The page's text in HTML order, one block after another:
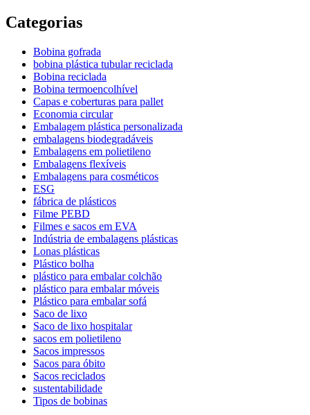
Categorias
Bobina gofrada
bobina plástica tubular reciclada
Bobina reciclada
Bobina termoencolhível
Capas e coberturas para pallet
Economia circular
Embalagem plástica personalizada
embalagens biodegradáveis
Embalagens em polietileno
Embalagens flexíveis
Embalagens para cosméticos
ESG
fábrica de plásticos
Filme PEBD
Filmes e sacos em EVA
Indústria de embalagens plásticas
Lonas plásticas
Plástico bolha
plástico para embalar colchão
plástico para embalar móveis
Plástico para embalar sofá
Saco de lixo
Saco de lixo hospitalar
sacos em polietileno
Sacos impressos
Sacos para óbito
Sacos reciclados
sustentabilidade
Tipos de bobinas